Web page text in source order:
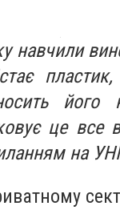
навчили
його
це все
на